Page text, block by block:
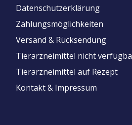
Datenschutzerklärung
Zahlungsmöglichkeiten
Versand & Rücksendung
Tierarzneimittel nicht
Tierarzneimittel auf Rezept
Kontakt & Impressum